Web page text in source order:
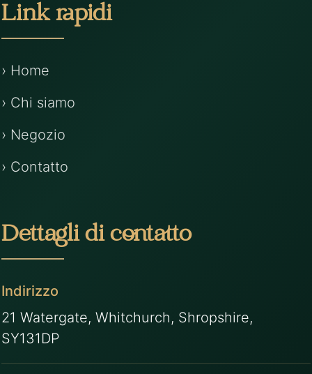
Link rapidi
› Home
› Chi siamo
› Negozio
› Contatto
Dettagli di contatto
Indirizzo
21 Watergate, Whitchurch, Shropshire,
SY131DP